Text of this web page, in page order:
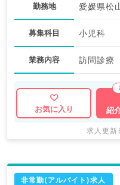
勤務地 愛媛県松
募集科目 小児科
業務内容 訪問診療
お気に入り
紹
求人更
非常勤(アルバイト)求人